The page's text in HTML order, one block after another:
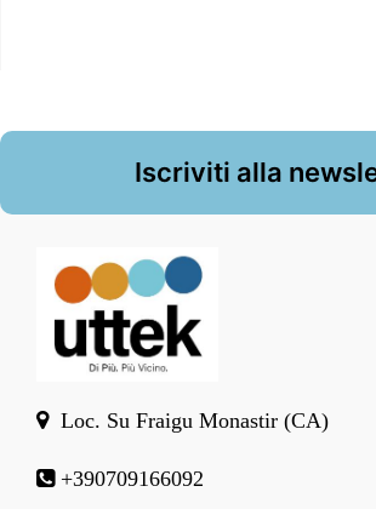
Iscriviti alla
Loc. Su Fraigu Monastir (CA)
+390709166092